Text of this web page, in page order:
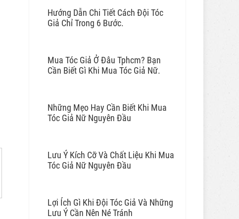
Hướng Dẫn Chi Tiết Cách Đội Tóc
Giả Chỉ Trong 6 Bước.
Mua Tóc Giả Ở Đâu Tphcm? Bạn
Cần Biết Gì Khi Mua Tóc Giả Nữ.
Những Mẹo Hay Cần Biết Khi Mua
Tóc Giả Nữ Nguyên Đầu
Lưu Ý Kích Cỡ Và Chất Liệu Khi Mua
Tóc Giả Nữ Nguyên Đầu
Lợi Ích Gì Khi Đội Tóc Giả Và Những
Lưu Ý Cần Nên Né Tránh